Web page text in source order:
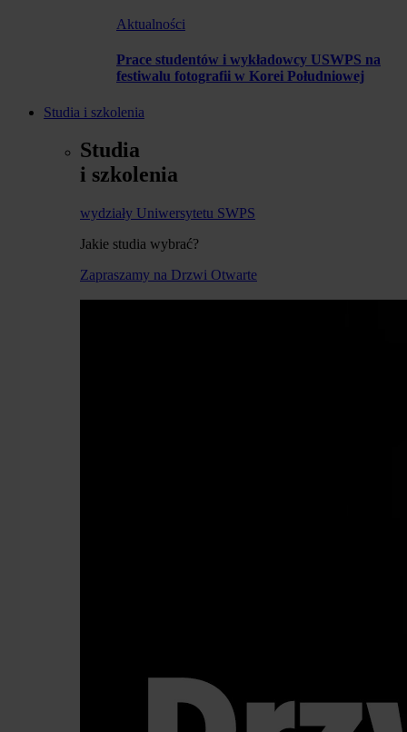
Aktualności
Prace studentów i wykładowcy USWPS na
festiwalu fotografii w Korei Południowej
Studia i szkolenia
Studia
i szkolenia
wydziały Uniwersytetu SWPS
Jakie studia wybrać?
Zapraszamy na Drzwi Otwarte